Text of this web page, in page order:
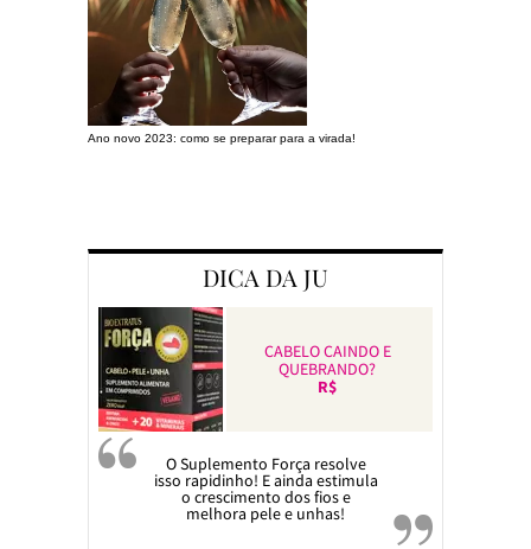
Ano novo 2023: como se preparar para a virada!
DICA DA JU
CABELO CAINDO E
QUEBRANDO?
R$
O Suplemento Força resolve
isso rapidinho! E ainda estimula
o crescimento dos fios e
melhora pele e unhas!